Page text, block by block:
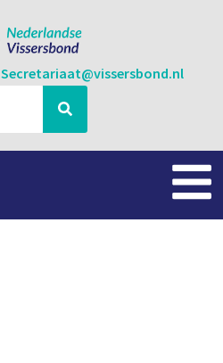
Secretariaat@vissersbond.nl